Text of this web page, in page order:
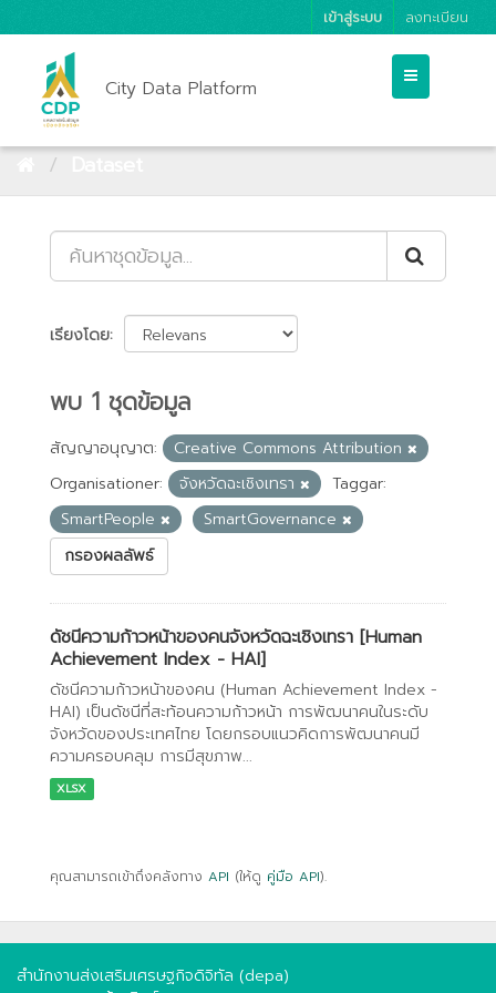
เข้าสู่ระบบ ลงทะเบียน
City Data Platform
เรียงโดย
พบ 1 ชุดข้อมูล
สัญญาอนุญาต:
Creative Commons Attribution
Organisationer:
จังหวัดฉะเชิงเทรา
Taggar:
SmartPeople
SmartGovernance
กรองผลลัพธ์
ดัชนีความก้าวหน้าของคนจังหวัดฉะเชิงเทรา [Human
Achievement Index - HAI]
ดัชนีความก้าวหน้าของคน (Human Achievement Index -
HAI) เป็นดัชนีที่สะท้อนความก้าวหน้า การพัฒนาคนในระดับ
จังหวัดของประเทศไทย โดยกรอบแนวคิดการพัฒนาคนมี
ความครอบคลุม การมีสุขภาพ...
XLSX
คุณสามารถเข้าถึงคลังทาง API (ให้ดู คู่มือ API).
สำนักงานส่งเสริมเศรษฐกิจดิจิทัล (depa)